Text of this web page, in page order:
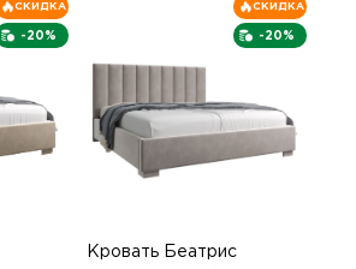
-20%
СКИДКА
-20%
СКИДКА
Кровать Беатрис